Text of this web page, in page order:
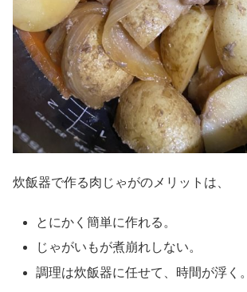
炊飯器で作る肉じゃがのメリットは、
とにかく簡単に作れる。
じゃがいもが煮崩れしない。
調理は炊飯器に任せて、時間が浮く。